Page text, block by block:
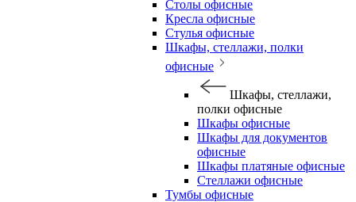
Столы офисные
Кресла офисные
Стулья офисные
Шкафы, стеллажи, полки
офисные
Шкафы, стеллажи,
полки офисные
Шкафы офисные
Шкафы для документов
офисные
Шкафы платяные офисные
Стеллажи офисные
Тумбы офисные